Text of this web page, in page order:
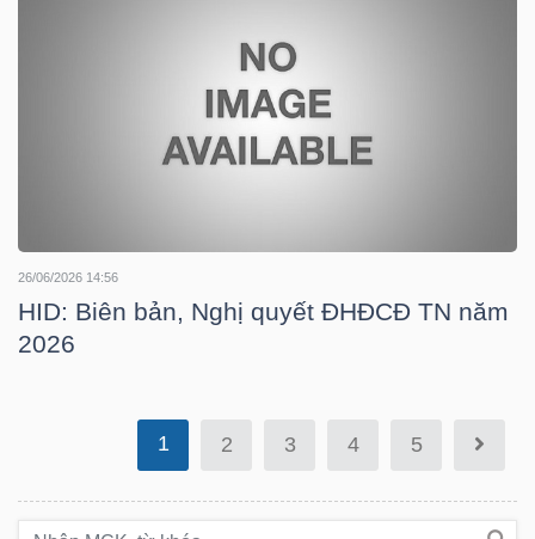
26/06/2026 14:56
HID: Biên bản, Nghị quyết ĐHĐCĐ TN năm
2026
1 2 3 4 5
TÀI
CÔNG